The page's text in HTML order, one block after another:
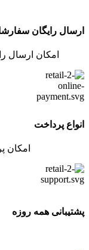
ارسال رایگان
امکان ارسال
انواع پرداخت
امکان
پشتیبانی همه روزه